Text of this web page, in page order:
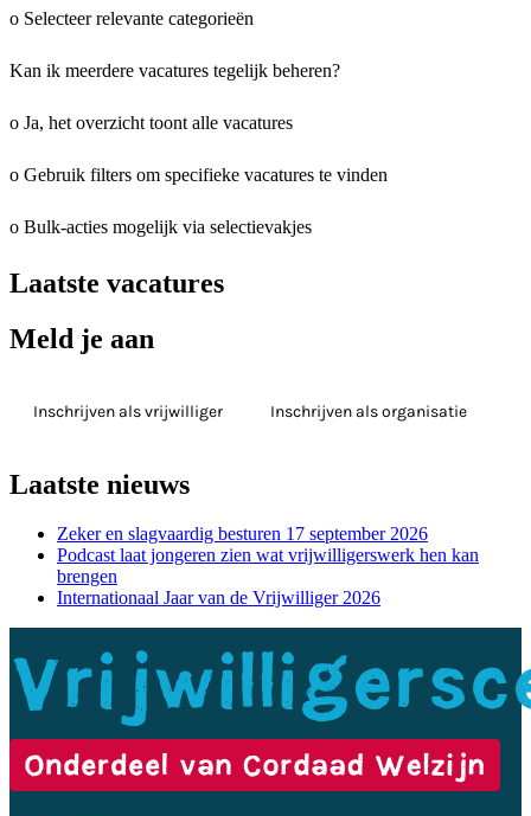
o Selecteer relevante categorieën
Kan ik meerdere vacatures tegelijk beheren?
o Ja, het overzicht toont alle vacatures
o Gebruik filters om specifieke vacatures te vinden
o Bulk-acties mogelijk via selectievakjes
Laatste vacatures
Meld je aan
Inschrijven als vrijwilliger Inschrijven als organisatie
Laatste nieuws
Zeker en slagvaardig besturen 17 september 2026
Podcast laat jongeren zien wat vrijwilligerswerk hen kan
brengen
Internationaal Jaar van de Vrijwilliger 2026